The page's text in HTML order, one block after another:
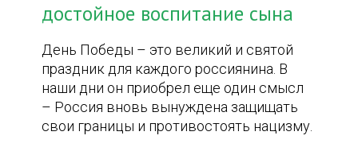
достойное воспитание сына
День Победы – это великий и святой
праздник для каждого россиянина. В
наши дни он приобрел еще один смысл
– Россия вновь вынуждена защищать
свои границы и противостоять нацизму.